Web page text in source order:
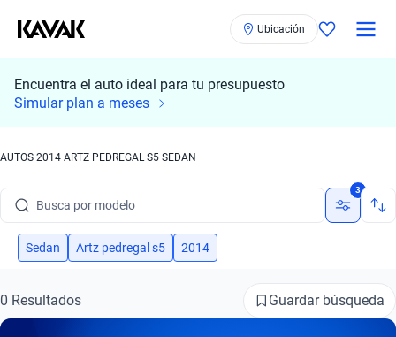
Ubicación
Encuentra el auto ideal para tu presupuesto
Simular plan a meses
AUTOS 2014 ARTZ PEDREGAL S5 SEDAN
Busca por modelo
Busca por versión
Busca por marca
3
Sedan Artz pedregal s5 2014
0 Resultados Guardar búsqueda